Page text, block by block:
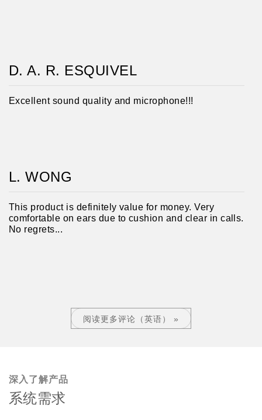
D. A. R. ESQUIVEL
Excellent sound quality and microphone!!!
L. WONG
This product is definitely value for money. Very
comfortable on ears due to cushion and clear in calls.
No regrets...
阅读更多评论（英语） »
深入了解产品
系统需求